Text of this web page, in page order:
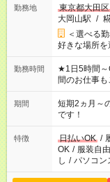
勤務地
東京都大田区
大岡山駅 /
＜選べる
好きな場所を
勤務時間
★1日5時間～
間のお仕事
家庭の都合
※週最低15時
期間
短期2ヵ月～
です！
特徴 日払いOK /
OK / 服装自由
し / パソコン